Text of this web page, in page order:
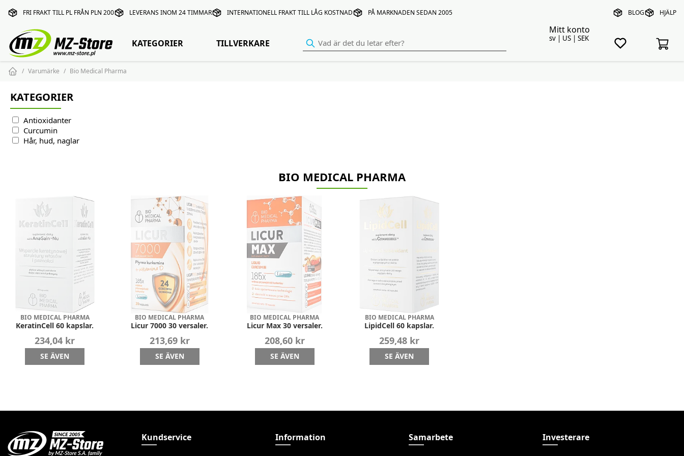
FRI FRAKT TILL PL FRÅN PLN 200 LEVERANS INOM 24 TIMMAR INTERNATIONELL FRAKT TILL LÅG KOSTNAD PÅ MARKNADEN SEDAN 2005 BLOG HJÄLP
Mitt konto
sv | US | SEK
KATEGORIER TILLVERKARE
Varumärke Bio Medical Pharma
KATEGORIER
Antioxidanter
Curcumin
Hår, hud, naglar
BIO MEDICAL PHARMA
BIO MEDICAL PHARMA
KeratinCell 60 kapslar.
234,04 kr
SE ÄVEN
BIO MEDICAL PHARMA
Licur 7000 30 versaler.
213,69 kr
SE ÄVEN
BIO MEDICAL PHARMA
Licur Max 30 versaler.
208,60 kr
SE ÄVEN
BIO MEDICAL PHARMA
LipidCell 60 kapslar.
259,48 kr
SE ÄVEN
Kundservice Information Samarbete Investerare